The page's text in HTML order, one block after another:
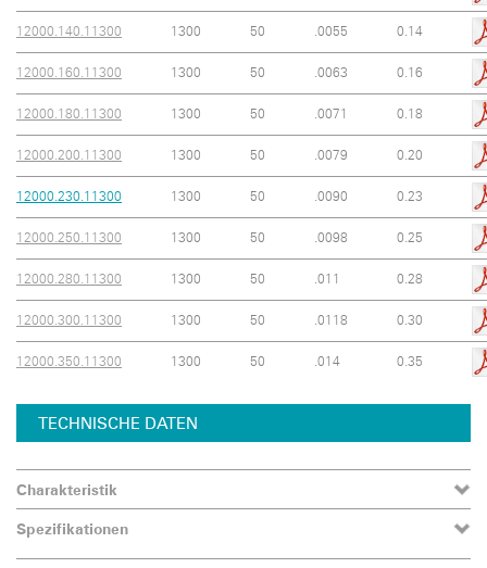
12000.140.11300 1300 50 .0055 0.14
12000.160.11300 1300 50 .0063 0.16
12000.180.11300 1300 50 .0071 0.18
12000.200.11300 1300 50 .0079 0.20
12000.230.11300 1300 50 .0090 0.23
12000.250.11300 1300 50 .0098 0.25
12000.280.11300 1300 50 .011 0.28
12000.300.11300 1300 50 .0118 0.30
12000.350.11300 1300 50 .014 0.35
TECHNISCHE DATEN
Charakteristik
Spezifikationen